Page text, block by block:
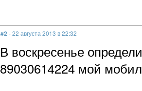
#2 - 22 августа 2013 в 22:32
В воскресенье
89030614224 мой